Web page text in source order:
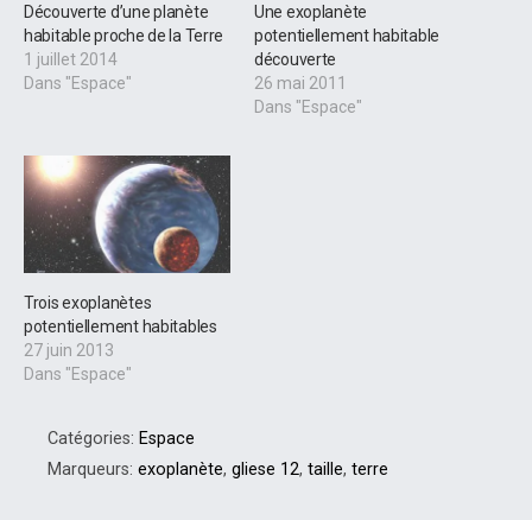
Découverte d’une planète
habitable proche de la Terre
1 juillet 2014
Dans "Espace"
Une exoplanète
potentiellement habitable
découverte
26 mai 2011
Dans "Espace"
Trois exoplanètes
potentiellement habitables
27 juin 2013
Dans "Espace"
Catégories: Espace
Marqueurs: exoplanète, gliese 12, taille, terre